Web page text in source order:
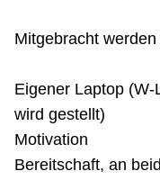
Mitgebracht werden
Eigener Laptop
wird gestellt)
Motivation
Bereitschaft, an